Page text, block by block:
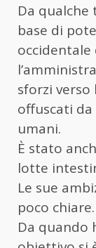
Da qualche
base di
sforzi
offuscati
umani.
È stato
lotte
Le sue
poco chiare.
Da quando